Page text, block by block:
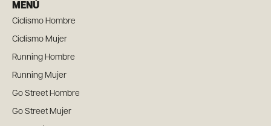
MENÚ
Ciclismo Hombre
Ciclismo Mujer
Running Hombre
Running Mujer
Go Street Hombre
Go Street Mujer